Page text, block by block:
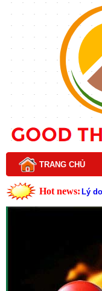
TRANG CHỦ
Hot news: Lý
Tìm
Kim
Đầu
Đầu